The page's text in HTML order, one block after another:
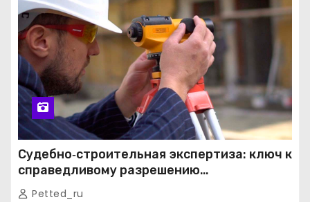
Судебно‑строительная экспертиза: ключ к
справедливому разрешению
строительных споров
Petted_ru